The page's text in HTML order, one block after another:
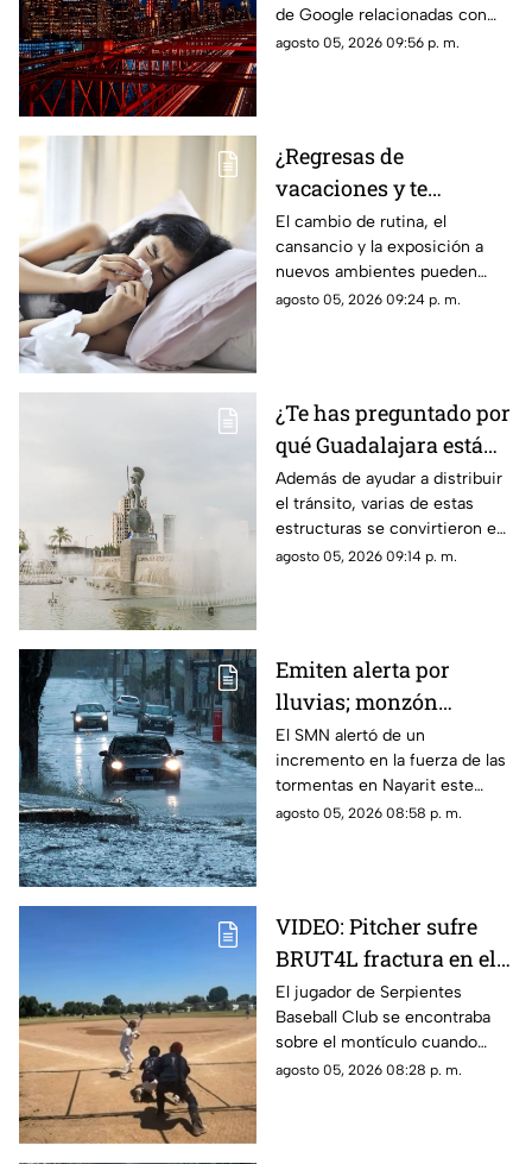
de Google relacionadas con
citas, restaurantes, propuestas
agosto 05, 2026 09:56 p. m.
¿Regresas de
vacaciones y te
enfermas? Estas son
las razones
El cambio de rutina, el
cansancio y la exposición a
nuevos ambientes pueden
afectar al organismo justo al
agosto 05, 2026 09:24 p. m.
¿Te has preguntado por
qué Guadalajara está
llena de glorietas? Esta
es la razón
Además de ayudar a distribuir
el tránsito, varias de estas
estructuras se convirtieron en
símbolos de la ciudad y puntos
agosto 05, 2026 09:14 p. m.
Emiten alerta por
lluvias; monzón
mexicano intensificará
las tormentas en
Nayarit
El SMN alertó de un
incremento en la fuerza de las
tormentas en Nayarit este
jueves 6 de agosto
agosto 05, 2026 08:58 p. m.
VIDEO: Pitcher sufre
BRUT4L fractura en el
brazo mientras lanzaba
El jugador de Serpientes
Baseball Club se encontraba
sobre el montículo cuando
inició el movimiento para
agosto 05, 2026 08:28 p. m.